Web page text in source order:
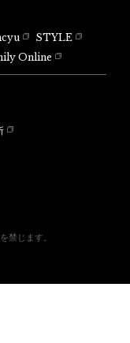
STYLE
Online
禁じます。